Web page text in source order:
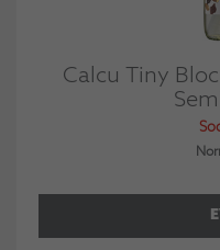
Calcu Tiny